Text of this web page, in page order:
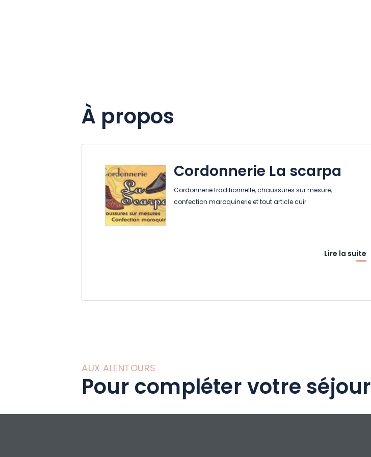
À propos
Cordonnerie La scarpa
Cordonnerie traditionnelle, chaussures sur mesure,
confection maroquinerie et tout article cuir.
Lire la suite
AUX ALENTOURS
Pour compléter votre séjour